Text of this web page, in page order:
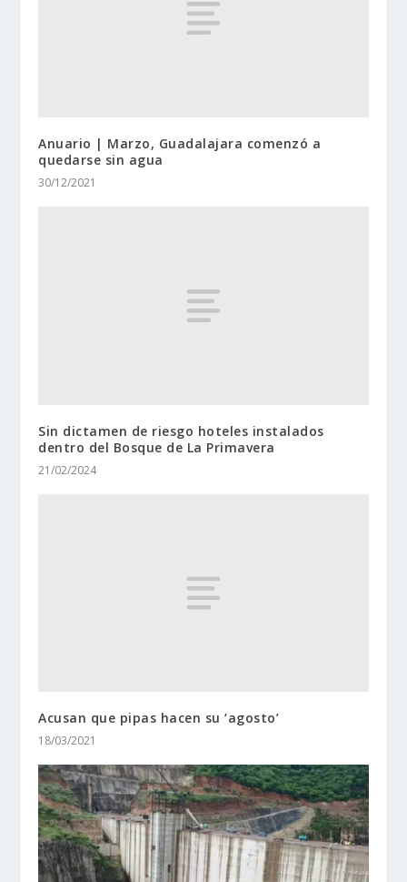
Anuario | Marzo, Guadalajara comenzó a
quedarse sin agua
30/12/2021
Sin dictamen de riesgo hoteles instalados
dentro del Bosque de La Primavera
21/02/2024
Acusan que pipas hacen su ‘agosto’
18/03/2021